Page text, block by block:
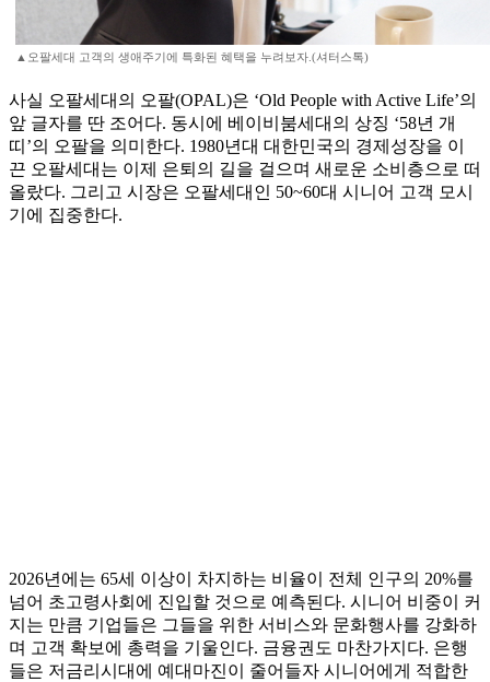
▲오팔세대 고객의 생애주기에 특화된 혜택을 누려보자.(셔터스톡)
사실 오팔세대의 오팔(OPAL)은 ‘Old People with Active Life’의
앞 글자를 딴 조어다. 동시에 베이비붐세대의 상징 ‘58년 개
띠’의 오팔을 의미한다. 1980년대 대한민국의 경제성장을 이
끈 오팔세대는 이제 은퇴의 길을 걸으며 새로운 소비층으로 떠
올랐다. 그리고 시장은 오팔세대인 50~60대 시니어 고객 모시
기에 집중한다.
2026년에는 65세 이상이 차지하는 비율이 전체 인구의 20%를
넘어 초고령사회에 진입할 것으로 예측된다. 시니어 비중이 커
지는 만큼 기업들은 그들을 위한 서비스와 문화행사를 강화하
며 고객 확보에 총력을 기울인다. 금융권도 마찬가지다. 은행
들은 저금리시대에 예대마진이 줄어들자 시니어에게 적합한